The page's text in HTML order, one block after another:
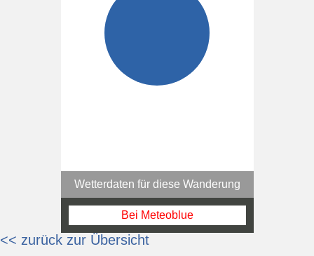
Wetterdaten für diese Wanderung
Bei Meteoblue
<< zurück zur Übersicht